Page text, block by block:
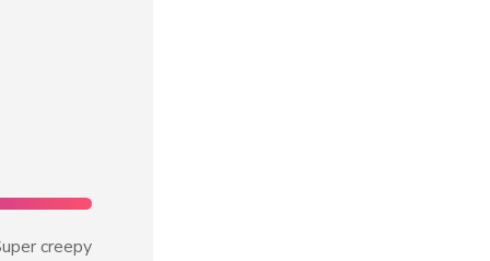
creepy